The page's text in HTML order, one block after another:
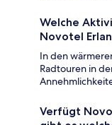
Welche
Novotel
In den
Radtouren in
Verfügt